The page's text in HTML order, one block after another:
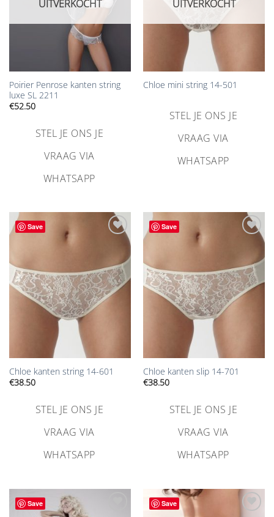
UITVERKOCHT
Poirier Penrose kanten string
luxe SL 2211
€52.50
STEL JE ONS JE
VRAAG VIA
WHATSAPP
UITVERKOCHT
Chloe mini string 14-501
STEL JE ONS JE
VRAAG VIA
WHATSAPP
Save
toevoegen
Chloe kanten string 14-601
€38.50
STEL JE ONS JE
VRAAG VIA
WHATSAPP
Save
toevoegen
Chloe kanten slip 14-701
€38.50
STEL JE ONS JE
VRAAG VIA
WHATSAPP
Save
Save